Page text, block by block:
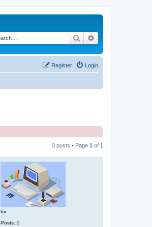
Search
Login
Register
3 posts • Page 1 of 1
fix
Posts: 2